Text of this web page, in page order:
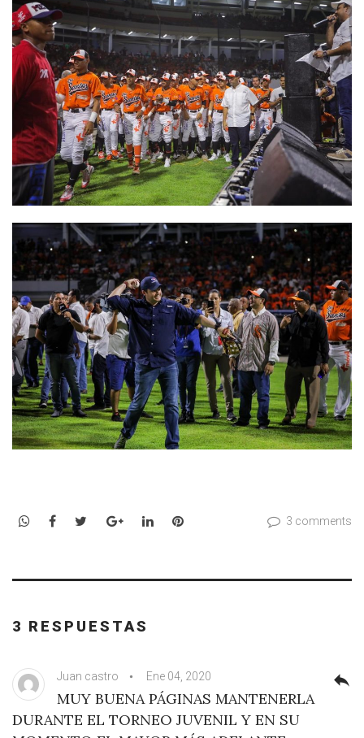
WhatsApp
Facebook
TwitterGoogle+LinkedInPinterest 3 comments
3 RESPUESTAS
Juan castro Ene 04, 2020
MUY BUENA PÁGINAS MANTENERLA
DURANTE EL TORNEO JUVENIL Y EN SU
reply